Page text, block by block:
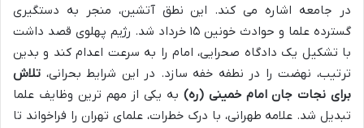
در جامعه اشاره می کند. این نطق آتشین، منجر به دستگیری
گسترده علما و حوادث خونین ۱۵ خرداد شد. رژیم پهلوی قصد داشت
با تشکیل یک دادگاه صحرایی، امام را به سرعت اعدام کند و بدین
ترتیب، نهضت را در نطفه خفه سازد. در این شرایط بحرانی، تلاش
برای نجات جان امام خمینی (ره) به یکی از مهم ترین وظایف علما
تبدیل شد. علامه طهرانی، با درک خطرات، علمای تهران را فراخواند تا